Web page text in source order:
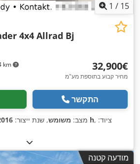
1 / 15
km
4x4 Allrad Bj
‏32,900 ‏€
מחיר קבוע בתוספת מע"מ
התקשר
מצב: משומש, שנת ייצור: 11,604 h , ציוד:
מודעה קטנה